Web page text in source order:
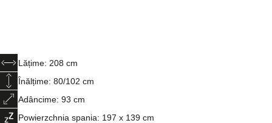
Lățime: 208 cm
Înălțime: 80/102 cm
Adâncime: 93 cm
Powierzchnia spania: 197 x 139 cm